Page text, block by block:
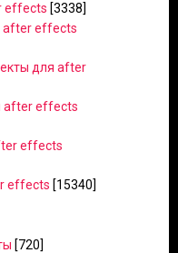
effects [3338]
after effects
для after
after effects
effects
effects [15340]
[720]